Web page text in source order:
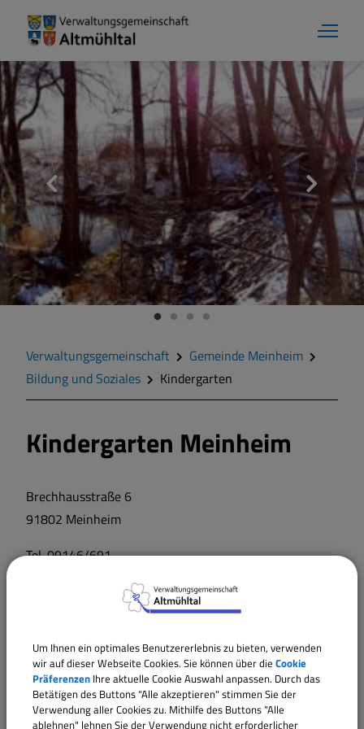
Gemeinde Meinheim
Grußwort
Kontakt
Veranstaltungen
Zahlen und Daten
Wappen
Gemeindeteile
Dorfwettbewerb
Mitteilungsblatt
Verwaltungsgemeinschaft
Gemeinde Meinheim
Bildung und Soziales
Kindergarten
Kindergarten Meinheim
Brechhausstraße 6
91802 Meinheim
Tel. 09146/691
Evang.-Luth. Kirchengemeinde Meinheim
91802 Meinheim
Um Ihnen ein optimales Benutzererlebnis zu bieten, verwenden
wir auf dieser Webseite Cookies. Sie können über die Cookie
Präferenzen Ihre aktuelle Cookie Auswahl anpassen. Durch das
Betätigen des Buttons "Alle akzeptieren" stimmen Sie der
Verwendung aller Cookies zu. Mithilfe des Buttons "Alle
ablehnen" lehnen Sie der Verwendung nicht erforderlicher